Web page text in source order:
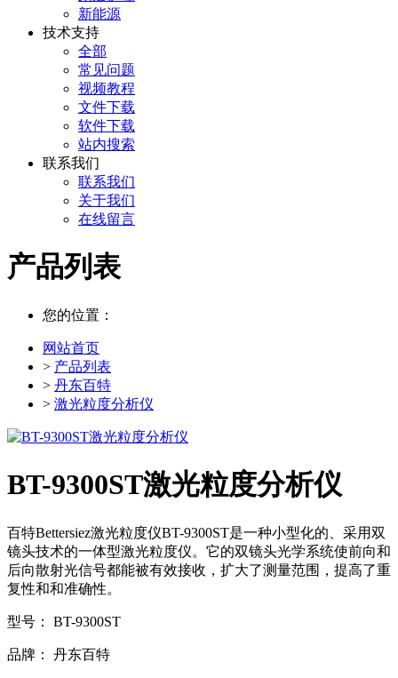
新能源
技术支持
全部
常见问题
视频教程
文件下载
软件下载
站内搜索
联系我们
联系我们
关于我们
在线留言
产品列表
您的位置：
网站首页
> 产品列表
> 丹东百特
> 激光粒度分析仪
BT-9300ST激光粒度分析仪
百特Bettersiez激光粒度仪BT-9300ST是一种小型化的、采用双
镜头技术的一体型激光粒度仪。它的双镜头光学系统使前向和
后向散射光信号都能被有效接收，扩大了测量范围，提高了重
复性和和准确性。
型号： BT-9300ST
品牌： 丹东百特